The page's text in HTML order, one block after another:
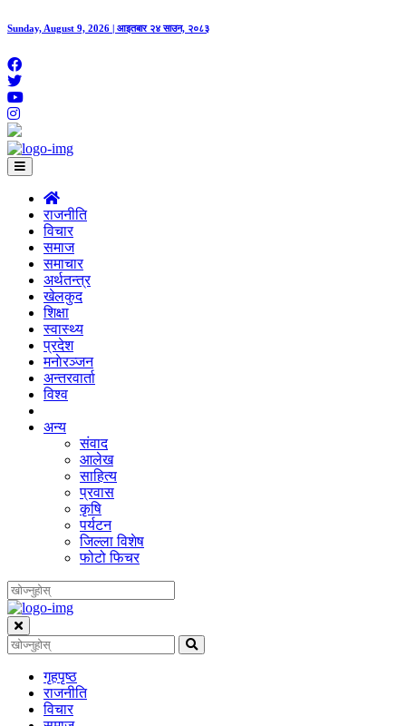
Sunday, August 9, 2026 | आइतबार २४ साउन, २०८३
राजनीति
विचार
समाज
समाचार
अर्थतन्त्र
खेलकुद
शिक्षा
स्वास्थ्य
प्रदेश
मनाेरञ्जन
अन्तरवार्ता
विश्व
अन्य
संवाद
आलेख
साहित्य
प्रवास
कृषि
पर्यटन
जिल्ला विशेष
फोटो फिचर
गृहपृष्‍ठ
राजनीति
विचार